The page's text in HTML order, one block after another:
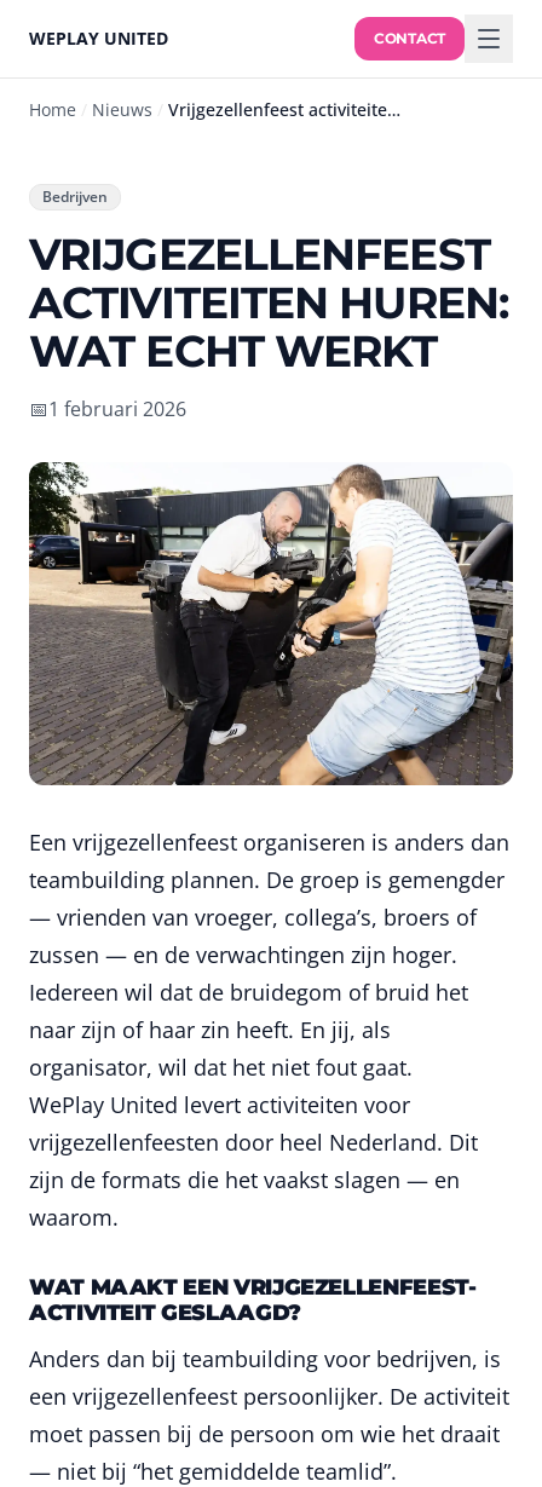
WEPLAY UNITED CONTACT
Home / Nieuws / Vrijgezellenfeest activiteiten huren: wat echt werkt
Bedrijven
VRIJGEZELLENFEEST
ACTIVITEITEN HUREN:
WAT ECHT WERKT
📅1 februari 2026
Een vrijgezellenfeest organiseren is anders dan
teambuilding plannen. De groep is gemengder
— vrienden van vroeger, collega’s, broers of
zussen — en de verwachtingen zijn hoger.
Iedereen wil dat de bruidegom of bruid het
naar zijn of haar zin heeft. En jij, als
organisator, wil dat het niet fout gaat.
WePlay United levert activiteiten voor
vrijgezellenfeesten door heel Nederland. Dit
zijn de formats die het vaakst slagen — en
waarom.
WAT MAAKT EEN VRIJGEZELLENFEEST-
ACTIVITEIT GESLAAGD?
Anders dan bij teambuilding voor bedrijven, is
een vrijgezellenfeest persoonlijker. De activiteit
moet passen bij de persoon om wie het draait
— niet bij “het gemiddelde teamlid”.